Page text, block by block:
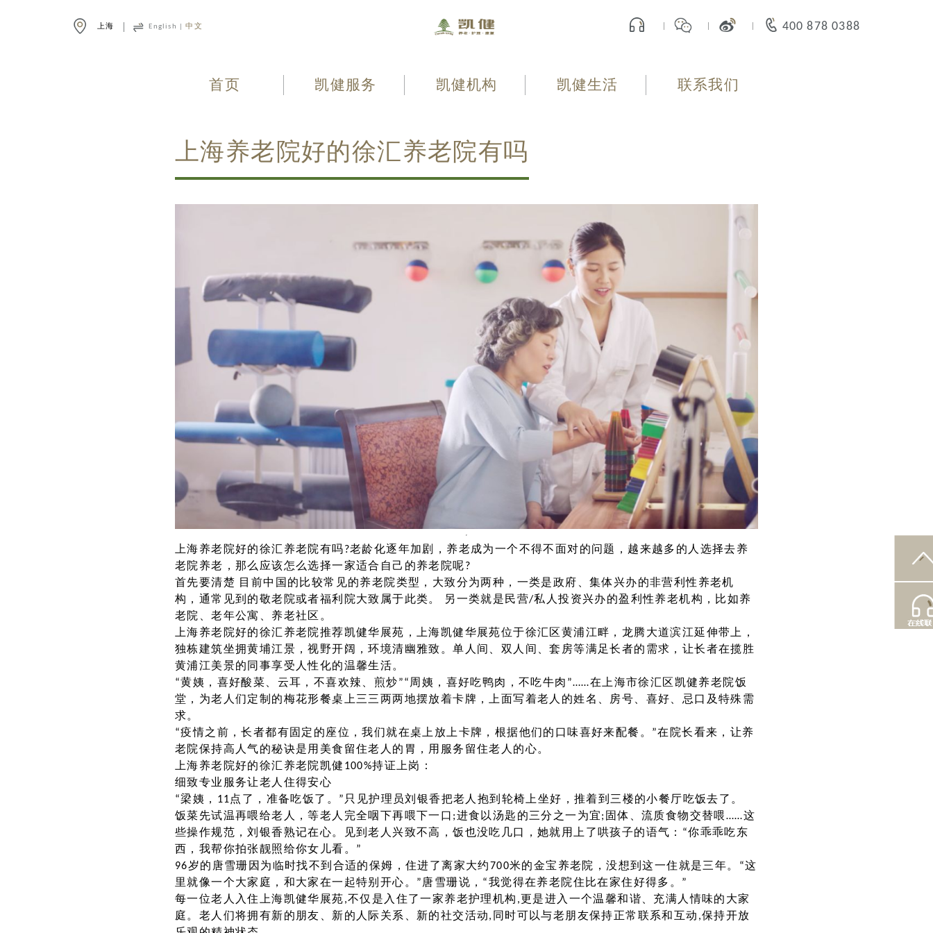
上海 English |中文 400 878 0388
首页 凯健服务 凯健机构 凯健生活 联系我们
上海养老院好的徐汇养老院有吗
上海养老院好的徐汇养老院有吗?老龄化逐年加剧，养老成为一个不得不面对的问题，越来越多的人选择去养
老院养老，那么应该怎么选择一家适合自己的养老院呢?
首先要清楚 目前中国的比较常见的养老院类型，大致分为两种，一类是政府、集体兴办的非营利性养老机
构，通常见到的敬老院或者福利院大致属于此类。 另一类就是民营/私人投资兴办的盈利性养老机构，比如养
老院、老年公寓、养老社区。
上海养老院好的徐汇养老院推荐凯健华展苑，上海凯健华展苑位于徐汇区黄浦江畔，龙腾大道滨江延伸带上，
独栋建筑坐拥黄埔江景，视野开阔，环境清幽雅致。单人间、双人间、套房等满足长者的需求，让长者在揽胜
黄浦江美景的同事享受人性化的温馨生活。
“黄姨，喜好酸菜、云耳，不喜欢辣、煎炒”“周姨，喜好吃鸭肉，不吃牛肉”……在上海市徐汇区凯健养老院饭
堂，为老人们定制的梅花形餐桌上三三两两地摆放着卡牌，上面写着老人的姓名、房号、喜好、忌口及特殊需
求。
“疫情之前，长者都有固定的座位，我们就在桌上放上卡牌，根据他们的口味喜好来配餐。”在院长看来，让养
老院保持高人气的秘诀是用美食留住老人的胃，用服务留住老人的心。
上海养老院好的徐汇养老院凯健100%持证上岗：
细致专业服务让老人住得安心
“梁姨，11点了，准备吃饭了。”只见护理员刘银香把老人抱到轮椅上坐好，推着到三楼的小餐厅吃饭去了。
饭菜先试温再喂给老人，等老人完全咽下再喂下一口;进食以汤匙的三分之一为宜;固体、流质食物交替喂……这
些操作规范，刘银香熟记在心。见到老人兴致不高，饭也没吃几口，她就用上了哄孩子的语气：“你乖乖吃东
西，我帮你拍张靓照给你女儿看。”
96岁的唐雪珊因为临时找不到合适的保姆，住进了离家大约700米的金宝养老院，没想到这一住就是三年。“这
里就像一个大家庭，和大家在一起特别开心。”唐雪珊说，“我觉得在养老院住比在家住好得多。”
每一位老人入住上海凯健华展苑,不仅是入住了一家养老护理机构,更是进入一个温馨和谐、充满人情味的大家
庭。老人们将拥有新的朋友、新的人际关系、新的社交活动,同时可以与老朋友保持正常联系和互动,保持开放